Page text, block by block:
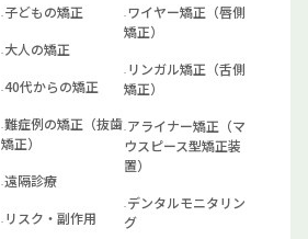
子どもの矯正
大人の矯正
40代からの矯正
難症例の矯正（抜歯
矯正）
遠隔診療
リスク・副作用
ワイヤー矯正（唇側
矯正）
リンガル矯正（舌側
矯正）
アライナー矯正（マ
ウスピース型矯正装
置）
デンタルモニタリン
グ